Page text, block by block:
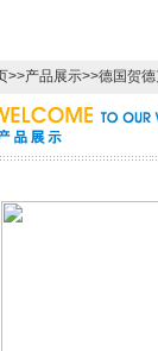
>>产品展示>>德国贺